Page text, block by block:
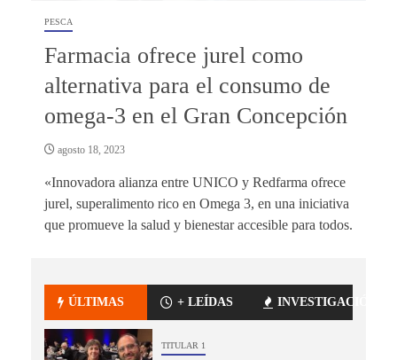
PESCA
Farmacia ofrece jurel como
alternativa para el consumo de
omega-3 en el Gran Concepción
agosto 18, 2023
«Innovadora alianza entre UNICO y Redfarma ofrece
jurel, superalimento rico en Omega 3, en una iniciativa
que promueve la salud y bienestar accesible para todos.
ÚLTIMAS + LEÍDAS INVESTIGACIÓN
TITULAR 1